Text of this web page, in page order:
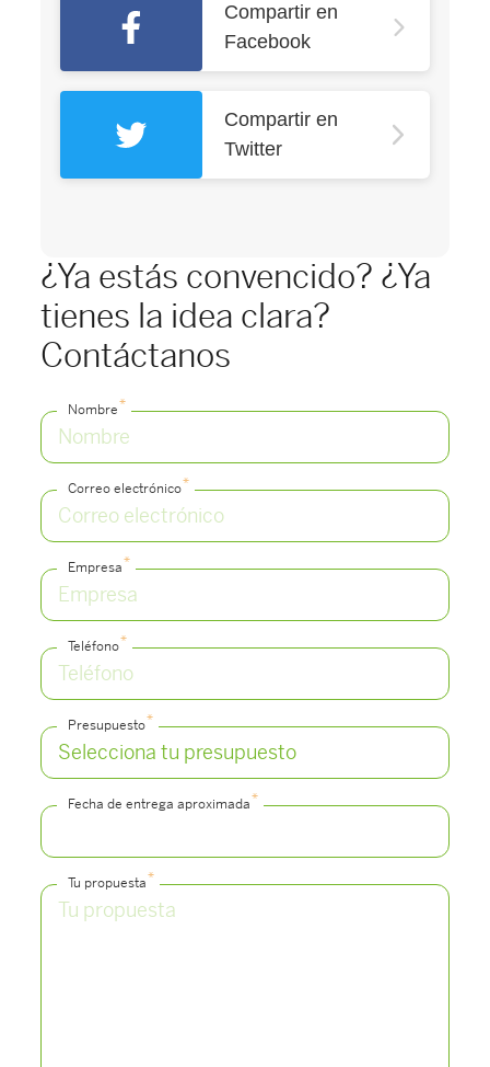
Compartir en
Facebook
Compartir en
Twitter
¿Ya estás convencido? ¿Ya
tienes la idea clara?
Contáctanos
Nombre*
Correo electrónico*
Empresa*
Teléfono*
Presupuesto*
Fecha de entrega aproximada*
Tu propuesta*